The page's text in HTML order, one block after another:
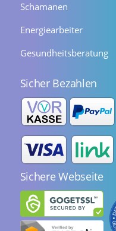
Schamanen
Energiearbeiter
Gesundheitsberatung
Sicher Bezahlen
Sichere Webseite